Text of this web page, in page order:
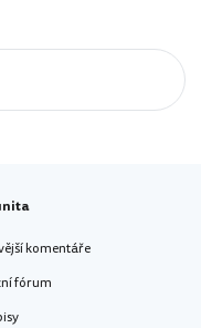
komentáře
fórum